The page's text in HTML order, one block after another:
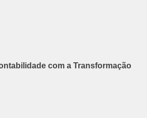
com a Transformação